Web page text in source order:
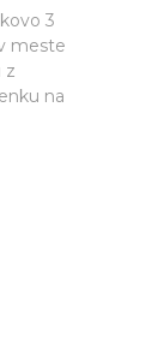
3
meste
z
na